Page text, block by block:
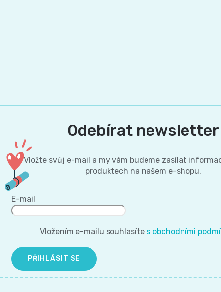
Odebírat newsletter
Vložte svůj e-mail a my vám budeme zasílat
produktech na našem e-shopu.
E-mail
Vložením e-mailu souhlasíte s obchodními
PŘIHLÁSIT SE